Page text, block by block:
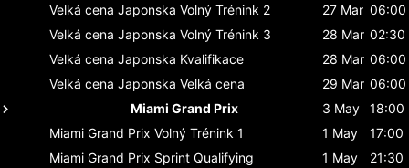
Velká cena Japonska Volný Trénink 2 27 Mar 06:00
Velká cena Japonska Volný Trénink 3 28 Mar 02:30
Velká cena Japonska Kvalifikace 28 Mar 06:00
Velká cena Japonska Velká cena 29 Mar 06:00
Miami Grand Prix
3 May
18:00
Miami Grand Prix Volný Trénink 1 1 May
17:00
Miami Grand Prix Sprint Qualifying 1 May
21:30